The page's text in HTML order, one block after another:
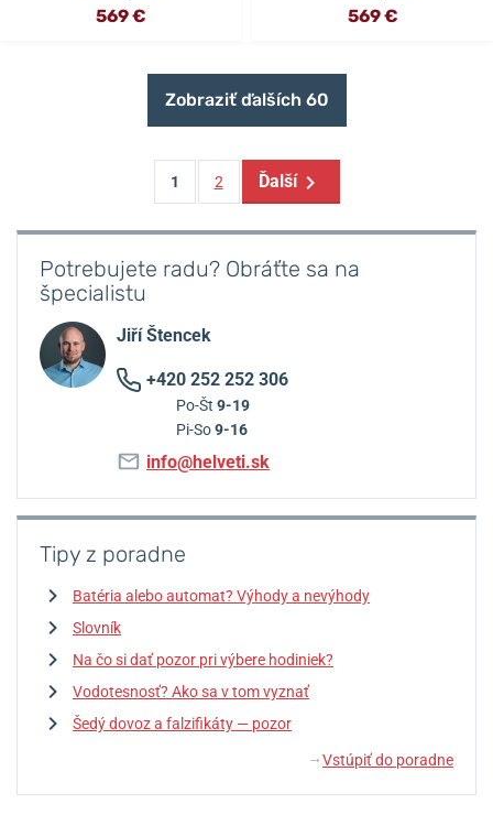
569 € 569 €
Zobraziť ďalších 60
1 2 Ďalší
Potrebujete radu? Obráťte sa na
špecialistu
Jiří Štencek
+420 252 252 306
Po-Št 9-19
Pi-So9-16
info@helveti.sk
Tipy z poradne
Batéria alebo automat? Výhody a nevýhody
Slovník
Na čo si dať pozor pri výbere hodiniek?
Vodotesnosť? Ako sa v tom vyznať
Šedý dovoz a falzifikáty — pozor
↓ Vstúpiť do poradne